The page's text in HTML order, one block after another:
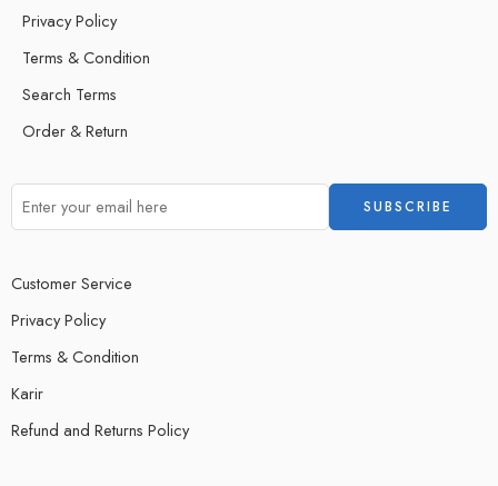
Privacy Policy
Terms & Condition
Search Terms
Order & Return
Customer Service
Privacy Policy
Terms & Condition
Karir
Refund and Returns Policy